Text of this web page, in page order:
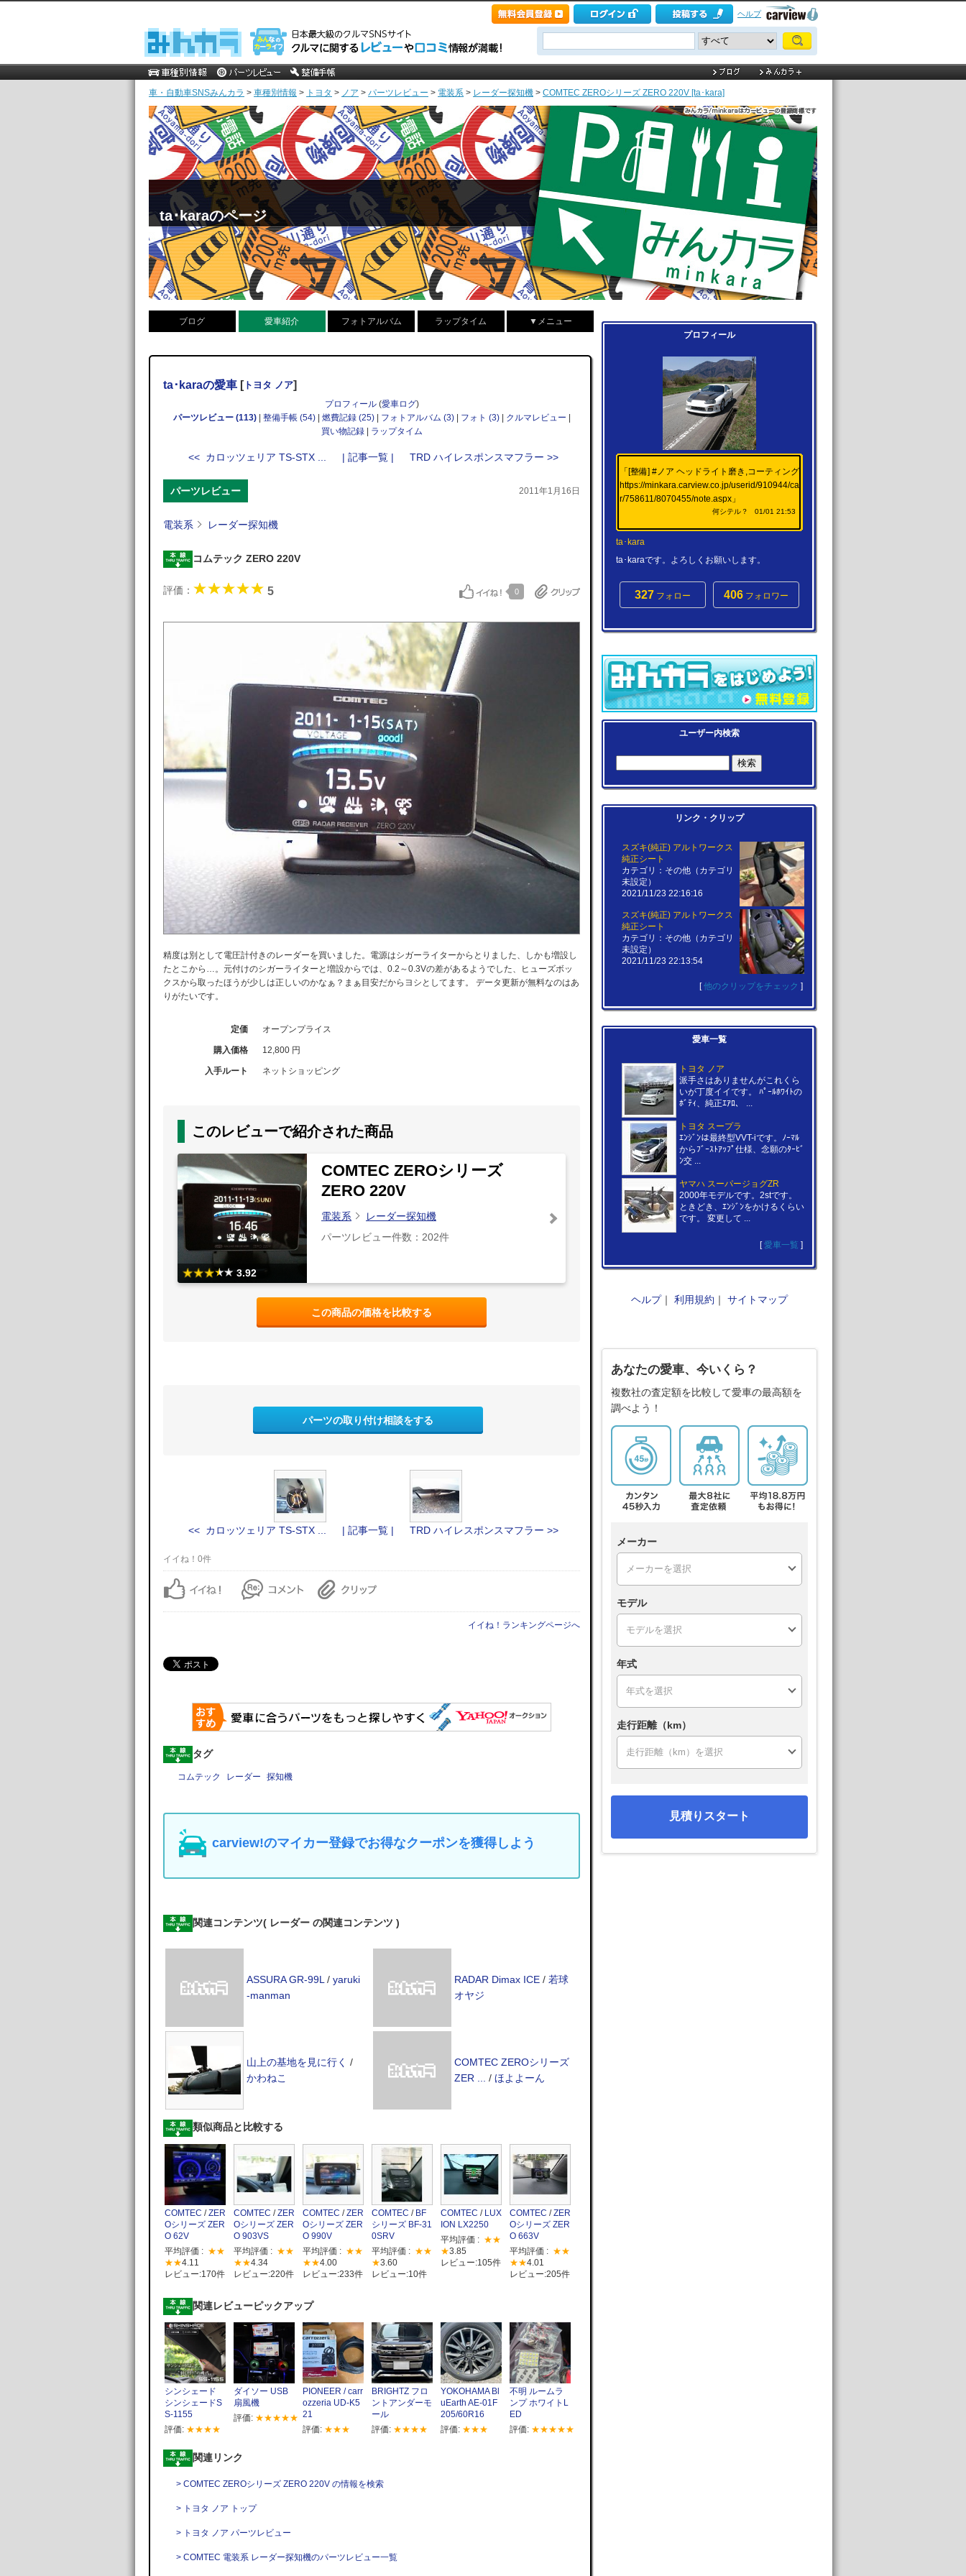
ヘルプ
車・自動車SNSみんカラ > 車種別情報 > トヨタ > ノア > パーツレビュー > 電装系 > レーダー探知機 > COMTEC ZEROシリーズ ZERO 220V [ta･kara]
ta･karaのページ
ブログ 愛車紹介 フォトアルバム ラップタイム ▼メニュー
ta･karaの愛車 [ トヨタ ノア]
プロフィール(愛車ログ)
パーツレビュー (113)| 整備手帳 (54)| 燃費記録 (25)| フォトアルバム (3)| フォト (3)| クルマレビュー
買い物記録| ラップタイム
<< カロッツェリア TS-STX ... | 記事一覧 | TRD ハイレスポンスマフラー >>
パーツレビュー 2011年1月16日
電装系 レーダー探知機
コムテック ZERO 220V
評価： 5 0
精度は別として電圧計付きのレーダーを買いました。電源はシガーライターからとりました、しかも増設し
たとこから…。元付けのシガーライターと増設からでは、0.2～0.3Vの差があるようでした、ヒューズボッ
クスから取ったほうが少しは正しいのかなぁ？まぁ目安だからヨシとしてます。 データ更新が無料なのはあ
りがたいです。
定価 オープンプライス
購入価格 12,800 円
入手ルート ネットショッピング
このレビューで紹介された商品
3.92
COMTEC ZEROシリーズ
ZERO 220V
電装系
レーダー探知機
パーツレビュー件数：202件
この商品の価格を比較する
パーツの取り付け相談をする
<< カロッツェリア TS-STX ... | 記事一覧 | TRD ハイレスポンスマフラー >>
イイね！0件
イイね！ランキングページへ
タグ
コムテック レーダー 探知機
carview!のマイカー登録でお得なクーポンを獲得しよう
関連コンテンツ( レーダー の関連コンテンツ )
ASSURA GR-99L/ yaruki
-manman
RADAR Dimax ICE / 若球
オヤジ
山上の基地を見に行く /
かわねこ
COMTEC ZEROシリーズ
ZER ... / ほよよーん
類似商品と比較する
COMTEC /ZER
Oシリーズ ZER
O 62V
平均評価 : ★★
★★4.11
レビュー:170件
COMTEC /ZER
Oシリーズ ZER
O 903VS
平均評価 : ★★
★★4.34
レビュー:220件
COMTEC /ZER
Oシリーズ ZER
O 990V
平均評価 : ★★
★★4.00
レビュー:233件
COMTEC / BF
シリーズ BF-31
0SRV
平均評価 : ★★
★3.60
レビュー:10件
COMTEC / LUX
ION LX2250
平均評価 : ★★
★3.85
レビュー:105件
COMTEC /ZER
Oシリーズ ZER
O 663V
平均評価 : ★★
★★4.01
レビュー:205件
関連レビューピックアップ
シンシェード
シンシェードS
S-1155
評価: ★★★★
ダイソー USB
扇風機
評価: ★★★★★
PIONEER / carr
ozzeria UD-K5
21
評価: ★★★
BRIGHTZ フロ
ントアンダーモ
ール
評価: ★★★★
YOKOHAMA Bl
uEarth AE-01F
205/60R16
評価: ★★★
不明 ルームラ
ンプ ホワイトL
ED
評価: ★★★★★
関連リンク
> COMTEC ZEROシリーズ ZERO 220V の情報を検索
> トヨタ ノア トップ
> トヨタ ノア パーツレビュー
> COMTEC 電装系 レーダー探知機のパーツレビュー一覧
プロフィール
「[整備] #ノア ヘッドライト磨き,コーティング
https://minkara.carview.co.jp/userid/910944/ca
r/758611/8070455/note.aspx 」
何シテル？ 01/01 21:53
ta･kara
ta･karaです。よろしくお願いします。
327 フォロー 406 フォロワー
ユーザー内検索
リンク・クリップ
スズキ(純正) アルトワークス
純正シート
カテゴリ：その他（カテゴリ
未設定）
2021/11/23 22:16:16
スズキ(純正) アルトワークス
純正シート
カテゴリ：その他（カテゴリ
未設定）
2021/11/23 22:13:54
[他のクリップをチェック ]
愛車一覧
トヨタ ノア
派手さはありませんがこれくら
いが丁度イイです。 ﾊﾟｰﾙﾎﾜｲﾄの
ﾎﾞﾃｨ、純正ｴｱﾛ、 ...
トヨタ スープラ
ｴﾝｼﾞﾝは最終型VVT-iです。ﾉｰﾏﾙ
からﾌﾞｰｽﾄｱｯﾌﾟ仕様、念願のﾀｰﾋﾞ
ﾝ交 ...
ヤマハ スーパージョグZR
2000年モデルです。2stです。
ときどき、ｴﾝｼﾞﾝをかけるくらい
です。 変更して ...
[愛車一覧 ]
ヘルプ｜ 利用規約 ｜ サイトマップ
あなたの愛車、今いくら？
複数社の査定額を比較して愛車の最高額を
調べよう！
メーカー
モデル
年式
走行距離（km）
見積りスタート